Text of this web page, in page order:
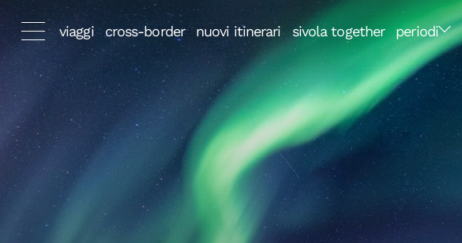
viaggi cross-border nuovi itinerari sivola together periodi